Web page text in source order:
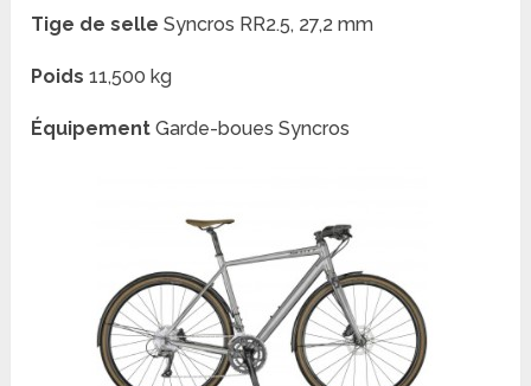
Tige de selle Syncros RR2.5, 27,2 mm
Poids 11,500 kg
Équipement Garde-boues Syncros